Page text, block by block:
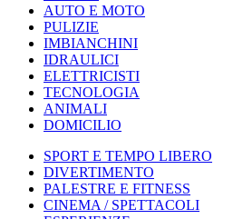
AUTO E MOTO
PULIZIE
IMBIANCHINI
IDRAULICI
ELETTRICISTI
TECNOLOGIA
ANIMALI
DOMICILIO
SPORT E TEMPO LIBERO
DIVERTIMENTO
PALESTRE E FITNESS
CINEMA / SPETTACOLI